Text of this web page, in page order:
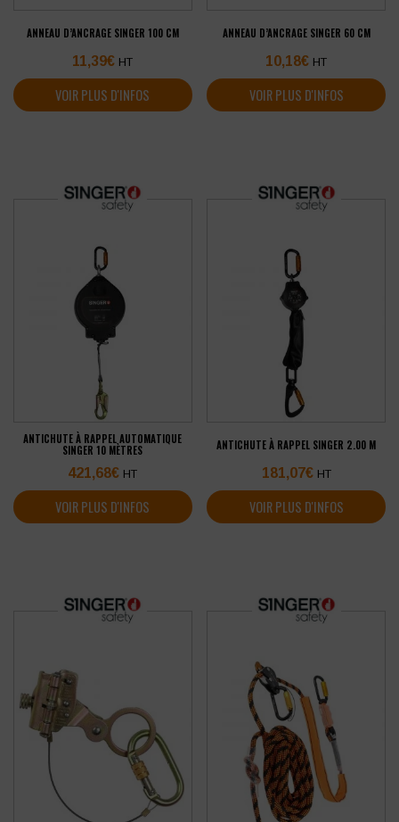
ANNEAU D’ANCRAGE SINGER 100 CM
11,39€ HT
VOIR PLUS D'INFOS
ANNEAU D’ANCRAGE SINGER 60 CM
10,18€ HT
VOIR PLUS D'INFOS
ANTICHUTE À RAPPEL AUTOMATIQUE
SINGER 10 MÈTRES
421,68€ HT
VOIR PLUS D'INFOS
ANTICHUTE À RAPPEL SINGER 2.00 M
181,07€ HT
VOIR PLUS D'INFOS